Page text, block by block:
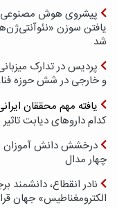
پیشروی هوش
یافتن سوزن
شد
و خارجی در شش حوزه
یافته مهم محققان
کدام داروهای دیابت
درخشش دانش آموزان
چهار مدال
نادر انقطاع، دانشمند
الکترومغناطیس» جهان